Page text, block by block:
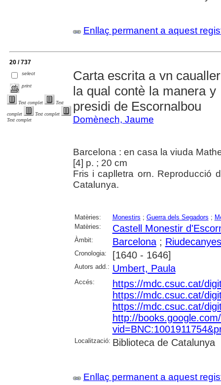
Enllaç permanent a aquest
20 / 737
select
print
Text complet Text
complet
Text complet
Text complet
Carta escrita a vn
la qual contè la manera
presidi de Escornalbou
Domènech, Jaume
Barcelona : en casa la viuda
[4] p. ; 20 cm
Fris i caplletra orn. Reproducció
Catalunya.
Matèries: Monestirs ; Guerra dels Segadors ;
Matèries:
Castell Monestir
Àmbit: Barcelona; Riudecanyes
Cronologia: [1640 - 1646]
Autors add.: Umbert, Paula
Accés:
https://mdc.csuc.cat/
https://mdc.csuc.cat/
https://mdc.csuc.cat/
http://
Localització: Biblioteca de Catalunya
Enllaç permanent a aquest